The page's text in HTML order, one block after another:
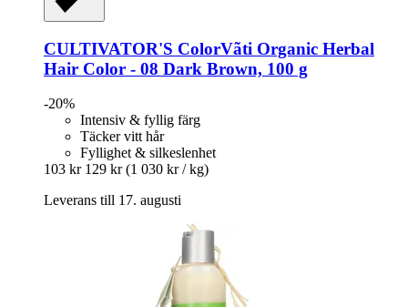
CULTIVATOR'S ColorVãti Organic Herbal
Hair Color -​ 08 Dark Brown, 100 g
-20%
Intensiv & fyllig färg
Täcker vitt hår
Fyllighet & silkeslenhet
103 kr 129 kr (1 030 kr / kg)
Leverans till 17. augusti